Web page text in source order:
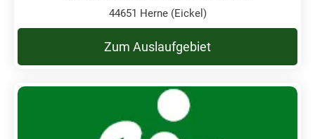
44651 Herne (Eickel)
Zum Auslaufgebiet